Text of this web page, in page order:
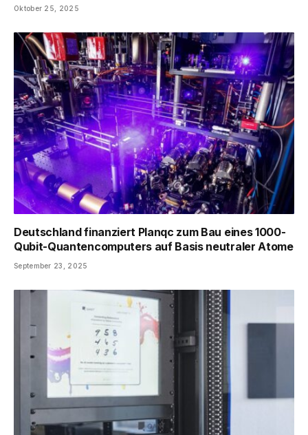
Oktober 25, 2025
Deutschland finanziert Planqc zum Bau eines 1000-
Qubit-Quantencomputers auf Basis neutraler Atome
September 23, 2025